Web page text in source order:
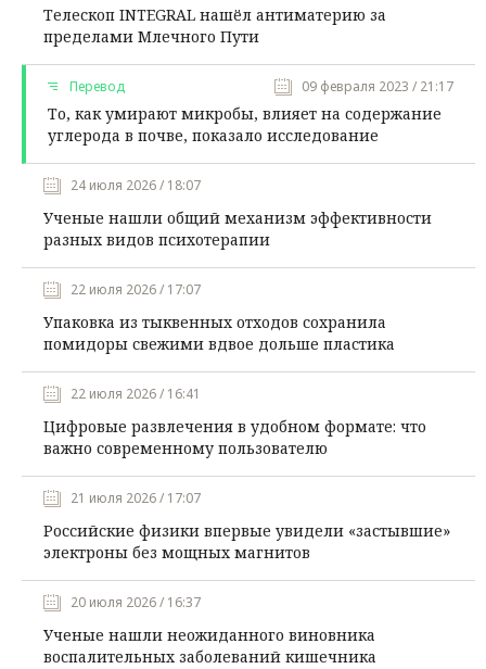
Телескоп INTEGRAL нашёл антиматерию за
пределами Млечного Пути
Перевод 09 февраля 2023 / 21:17
То, как умирают микробы, влияет на содержание
углерода в почве, показало исследование
24 июля 2026 / 18:07
Ученые нашли общий механизм эффективности
разных видов психотерапии
22 июля 2026 / 17:07
Упаковка из тыквенных отходов сохранила
помидоры свежими вдвое дольше пластика
22 июля 2026 / 16:41
Цифровые развлечения в удобном формате: что
важно современному пользователю
21 июля 2026 / 17:07
Российские физики впервые увидели «застывшие»
электроны без мощных магнитов
20 июля 2026 / 16:37
Ученые нашли неожиданного виновника
воспалительных заболеваний кишечника